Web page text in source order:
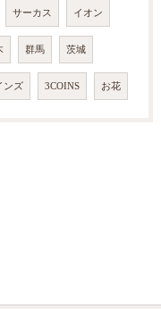
サーカス イオン
群馬 茨城
ンズ 3COINS お花